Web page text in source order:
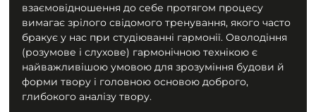
взаємовідношення до себе протягом процесу
вимагає зрілого свідомого тренування, якого часто
бракує у нас при студіюванні гармонії. Оволодіння
(розумове і слухове) гармонічною технікою є
найважливішою умовою для зрозуміння будови й
форми твору і головною основою доброго,
глибокого аналізу твору.